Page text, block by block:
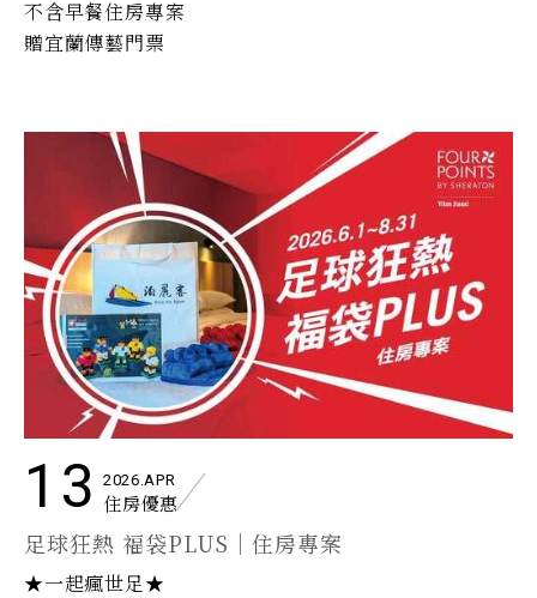
不含早餐住房專案
贈宜蘭傳藝門票
13 2026.APR
住房優惠
足球狂熱 福袋PLUS｜住房專案
★一起瘋世足★